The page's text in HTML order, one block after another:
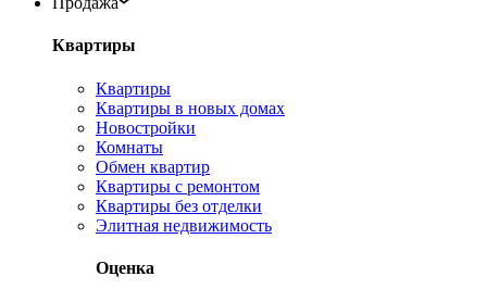
Квартиры
Квартиры
Квартиры в новых домах
Новостройки
Комнаты
Обмен квартир
Квартиры с ремонтом
Квартиры без отделки
Элитная недвижимость
Оценка